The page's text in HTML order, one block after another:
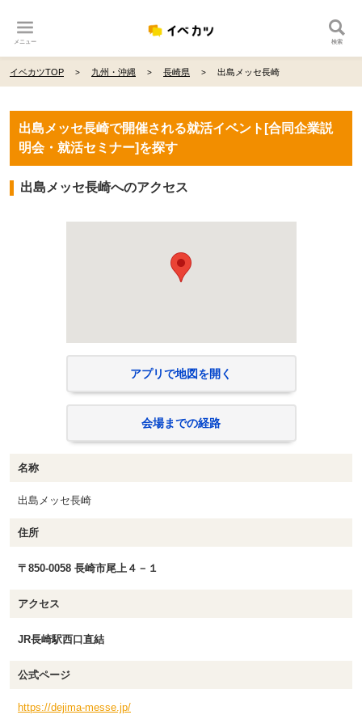
メニュー 検索
イベカツTOP 九州・沖縄 長崎県 出島メッセ長崎
出島メッセ長崎で開催される就活イベント[合同企業説
明会・就活セミナー]を探す
出島メッセ長崎へのアクセス
アプリで地図を開く
会場までの経路
名称
出島メッセ長崎
住所
〒850-0058 長崎市尾上４－１
アクセス
JR長崎駅西口直結
公式ページ
https://dejima-messe.jp/